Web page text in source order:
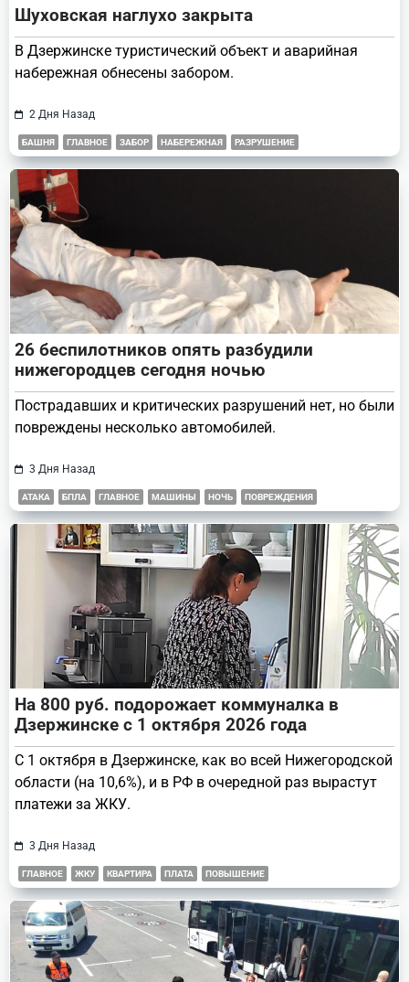
Шуховская наглухо закрыта
В Дзержинске туристический объект и аварийная
набережная обнесены забором.
2 Дня Назад
БАШНЯ ГЛАВНОЕ ЗАБОР НАБЕРЕЖНАЯ РАЗРУШЕНИЕ
26 беспилотников опять разбудили
нижегородцев сегодня ночью
Пострадавших и критических разрушений нет, но были
повреждены несколько автомобилей.
3 Дня Назад
АТАКА БПЛА ГЛАВНОЕ МАШИНЫ НОЧЬ ПОВРЕЖДЕНИЯ
На 800 руб. подорожает коммуналка в
Дзержинске с 1 октября 2026 года
С 1 октября в Дзержинске, как во всей Нижегородской
области (на 10,6%), и в РФ в очередной раз вырастут
платежи за ЖКУ.
3 Дня Назад
ГЛАВНОЕ ЖКУ КВАРТИРА ПЛАТА ПОВЫШЕНИЕ